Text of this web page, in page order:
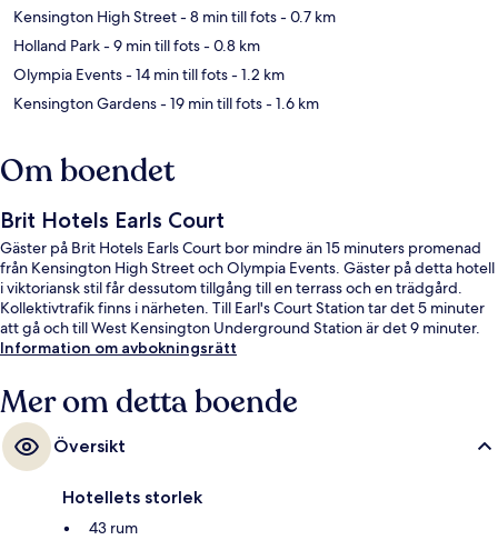
Kensington High Street- 8 min till fots- 0.7 km
Holland Park- 9 min till fots- 0.8 km
Olympia Events- 14 min till fots- 1.2 km
Kensington Gardens- 19 min till fots- 1.6 km
Om boendet
Brit Hotels Earls Court
Gäster på Brit Hotels Earls Court bor mindre än 15 minuters promenad
från Kensington High Street och Olympia Events. Gäster på detta hotell
i viktoriansk stil får dessutom tillgång till en terrass och en trädgård.
Kollektivtrafik finns i närheten. Till Earl's Court Station tar det 5 minuter
att gå och till West Kensington Underground Station är det 9 minuter.
Information om avbokningsrätt
Mer om detta boende
Översikt
Hotellets storlek
43 rum